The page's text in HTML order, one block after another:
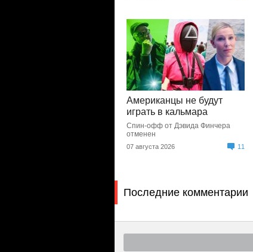
Американцы не будут
играть в кальмара
Спин-офф от Дэвида Финчера
отменен
07 августа 2026 11
Последние комментарии